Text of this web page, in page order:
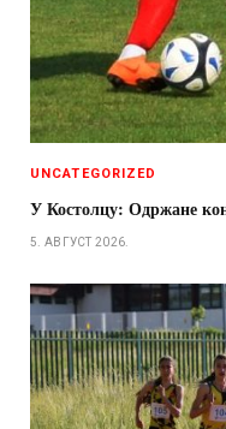
UNCATEGORIZED
У Костолцу: Одржане
5. АВГУСТ 2026.